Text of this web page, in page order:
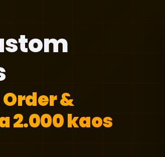
&
2.000 kaos